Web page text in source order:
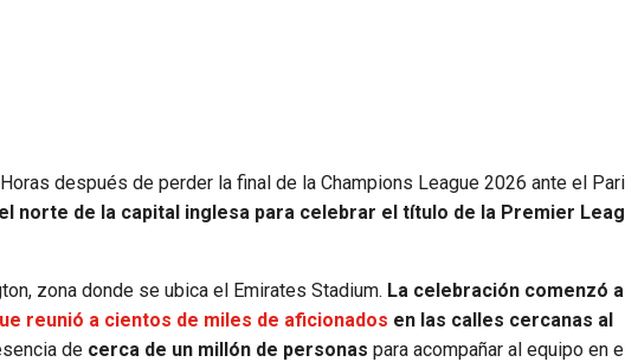
Horas después de perder la final de la Champions League 2026 ante el
norte de la capital inglesa para celebrar el título de la Premier
zona donde se ubica el Emirates Stadium. La celebración comenzó
reunió a cientos de miles de aficionados en las calles cercanas al
de cerca de un millón de personas para acompañar al equipo en